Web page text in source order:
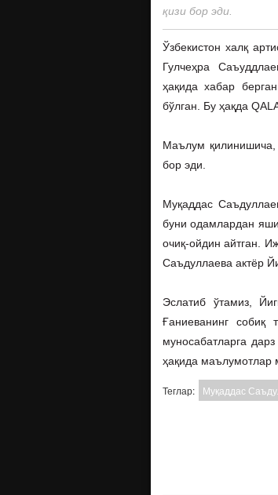
қизи бор эди.
Ўзбекистон халқ
Гулчеҳра
ҳақида хабар
бўлган. Бу ҳақда
Маълум қилинишича,
бор эди.
Муқаддас
буни одамлардан
очиқ-ойдин айтган.
Саъдуллаева актёр
Эслатиб ўтамиз,
Ғаниеванинг собиқ
муносабатларга
ҳақида маълумотлар
Теглар: Муқаддас